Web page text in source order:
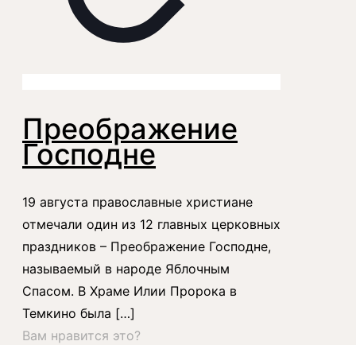
Преображение
Господне
19 августа православные христиане
отмечали один из 12 главных церковных
праздников – Преображение Господне,
называемый в народе Яблочным
Спасом. В Храме Илии Пророка в
Темкино была […]
Вам нравится это?